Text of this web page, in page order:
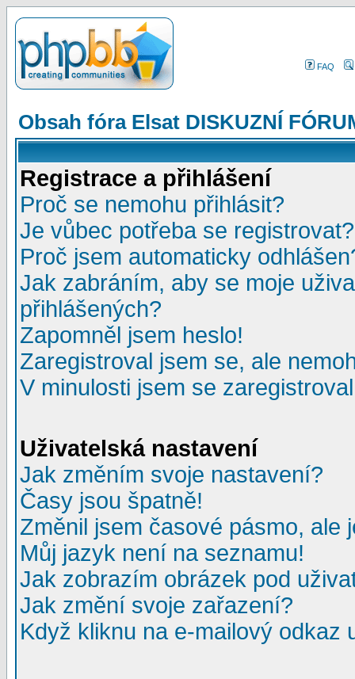
FAQ
Obsah fóra Elsat DISKUZNÍ
Registrace a přihlášení
Proč se nemohu přihlásit?
Je vůbec potřeba se registrovat?
Proč jsem automaticky
Jak zabráním, aby se moje
přihlášených?
Zapomněl jsem heslo!
Zaregistroval jsem se, ale
V minulosti jsem se
Uživatelská nastavení
Jak změním svoje nastavení?
Časy jsou špatně!
Změnil jsem časové pásmo, ale
Můj jazyk není na seznamu!
Jak zobrazím obrázek pod
Jak změní svoje zařazení?
Když kliknu na e-mailový odkaz